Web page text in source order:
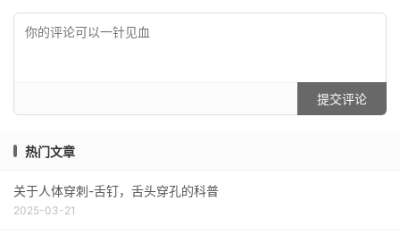
提交评论
热门文章
关于人体穿刺-舌钉，舌头穿孔的科普
2025-03-21